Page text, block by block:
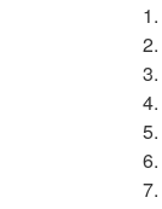
1.
2.
3.
4.
5.
6.
7.